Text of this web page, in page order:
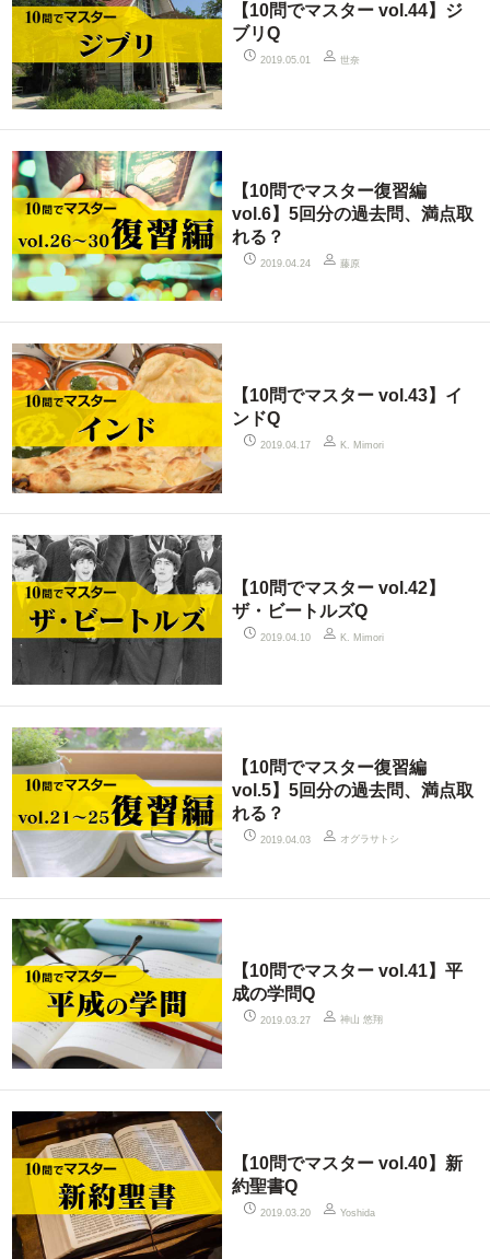
【10問でマスター vol.44】ジ
ブリQ
2019.05.01 世奈
【10問でマスター復習編
vol.6】5回分の過去問、満点取
れる？
2019.04.24 藤原
【10問でマスター vol.43】イ
ンドQ
2019.04.17 K. Mimori
【10問でマスター vol.42】
ザ・ビートルズQ
2019.04.10 K. Mimori
【10問でマスター復習編
vol.5】5回分の過去問、満点取
れる？
2019.04.03 オグラサトシ
【10問でマスター vol.41】平
成の学問Q
2019.03.27 神山 悠翔
【10問でマスター vol.40】新
約聖書Q
2019.03.20 Yoshida